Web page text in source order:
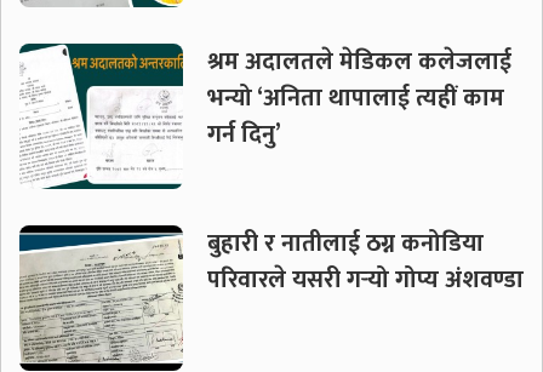
श्रम अदालतले मेडिकल कलेजलाई
भन्यो ‘अनिता थापालाई त्यहीं काम
गर्न दिनु’
बुहारी र नातीलाई ठग्न कनोडिया
परिवारले यसरी गर्‍यो गोप्य अंशवण्डा